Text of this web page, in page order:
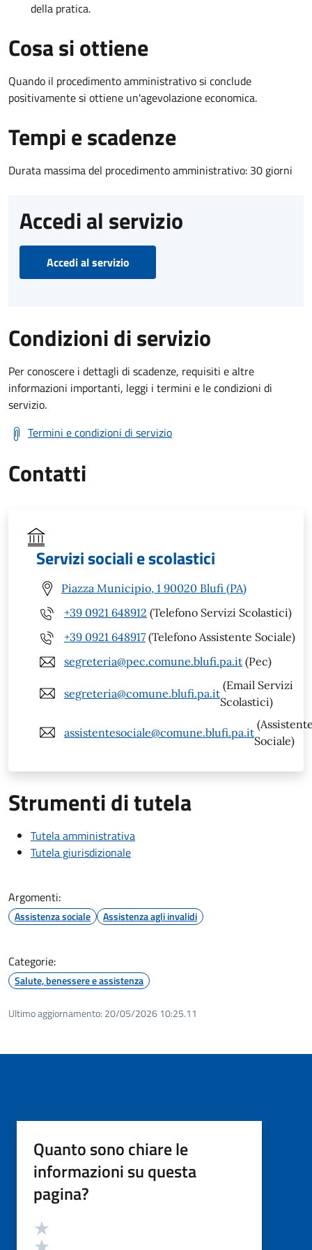
della pratica.
Cosa si ottiene
Quando il procedimento amministrativo si conclude
positivamente si ottiene un'agevolazione economica.
Tempi e scadenze
Durata massima del procedimento amministrativo: 30 giorni
Accedi al servizio
Accedi al servizio
Condizioni di servizio
Per conoscere i dettagli di scadenze, requisiti e altre
informazioni importanti, leggi i termini e le condizioni di
servizio.
Termini e condizioni di servizio
Contatti
Servizi sociali e scolastici
Piazza Municipio, 1 90020 Blufi (PA)
+39 0921 648912 (Telefono Servizi Scolastici)
+39 0921 648917 (Telefono Assistente Sociale)
segreteria@pec.comune.blufi.pa.it (Pec)
segreteria@comune.blufi.pa.it
(Email Servizi
Scolastici)
assistentesociale@comune.blufi.pa.it
Sociale)
Strumenti di tutela
Tutela amministrativa
Tutela giurisdizionale
Argomenti:
Assistenza sociale Assistenza agli invalidi
Categorie:
Salute, benessere e assistenza
Ultimo aggiornamento: 20/05/2026 10:25.11
Quanto sono chiare le
informazioni su questa
pagina?
Valutazione